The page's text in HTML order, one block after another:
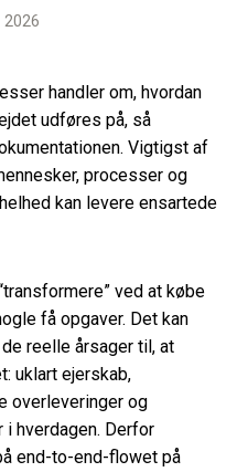
2026
handler om, hvordan
udføres på, så
Vigtigst af
processer og
kan levere ensartede
ved at købe
få opgaver. Det kan
reelle årsager til, at
uklart ejerskab,
overleveringer og
hverdagen. Derfor
end-to-end-flowet på